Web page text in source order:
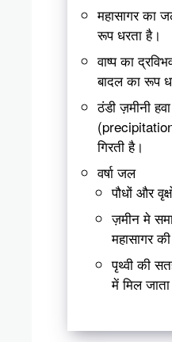
महासागर का
रूप धरता है।
वाष्प का
बादल का रूप
ठंडी ज़मीनी
गिरती है।
वर्षा जल
पौधों और
ज़मीन मे
महासागर
पृथ्वी की
में मिल